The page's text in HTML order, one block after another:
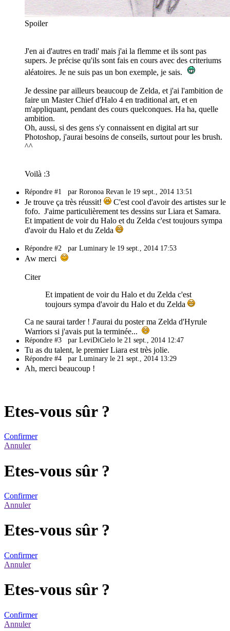
Spoiler
J'en ai d'autres en tradi' mais j'ai la flemme et ils sont pas
supers. Je précise qu'ils sont fais en cours avec des criteriums
aléatoires. Je ne suis pas un bon exemple, je sais.
Je dessine par ailleurs beaucoup de Zelda, et j'ai l'ambition de
faire un Master Chief d'Halo 4 en traditional art, et en
m'appliquant, pendant des cours quelconques. Ha ha, quelle
ambition.
Oh, aussi, si des gens s'y connaissent en digital art sur
Photoshop, j'aurai besoins de conseils, surtout pour les brush.
^^
Voilà :3
Répondre #1 par Roronoa Revan le 19 sept., 2014 13:51
Je trouve ça très réussit!
C'est cool d'avoir des artistes sur le
fofo. J'aime particulièrement tes dessins sur Liara et Samara.
Et impatient de voir du Halo et du Zelda c'est toujours sympa
d'avoir du Halo et du Zelda
Répondre #2 par Luminary le 19 sept., 2014 17:53
Aw merci
Citer
Et impatient de voir du Halo et du Zelda c'est
toujours sympa d'avoir du Halo et du Zelda
Ca ne saurai tarder ! J'aurai du poster ma Zelda d'Hyrule
Warriors si j'avais put la terminée...
Répondre #3 par LeviDiCielo le 21 sept., 2014 12:47
Tu as du talent, le premier Liara est très jolie.
Répondre #4 par Luminary le 21 sept., 2014 13:29
Ah, merci beaucoup !
Etes-vous sûr ?
Confirmer
Annuler
Etes-vous sûr ?
Confirmer
Annuler
Etes-vous sûr ?
Confirmer
Annuler
Etes-vous sûr ?
Confirmer
Annuler